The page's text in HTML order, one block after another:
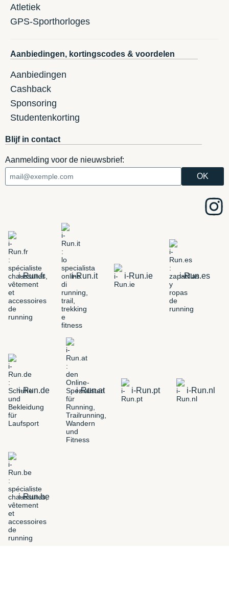
Atletiek
GPS-Sporthorloges
Aanbiedingen, kortingscodes & voordelen
Aanbiedingen
Cashback
Sponsoring
Studentenkorting
Blijf in contact
Aanmelding voor de nieuwsbrief:
i-Run.fr i-Run.it i-Run.ie i-Run.es
i-Run.de i-Run.at i-Run.pt i-Run.nl
i-Run.be